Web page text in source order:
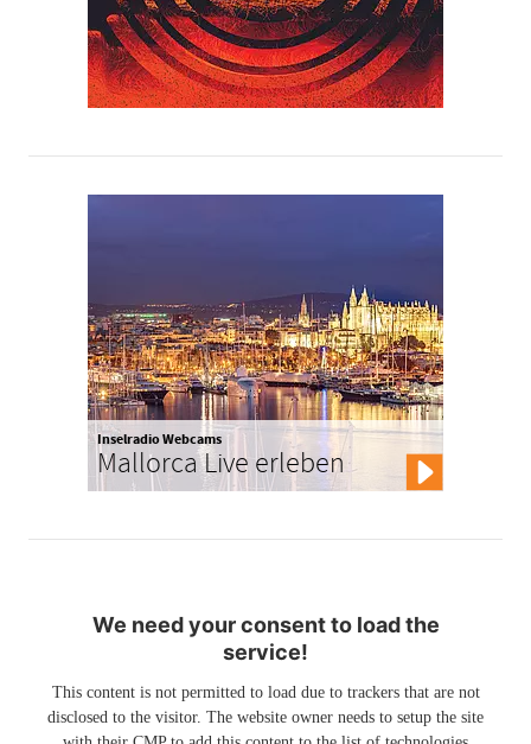
Inselradio Webcams
Mallorca Live erleben
We need your consent to load the
service!
This content is not permitted to load due to trackers that are not
disclosed to the visitor. The website owner needs to setup the site